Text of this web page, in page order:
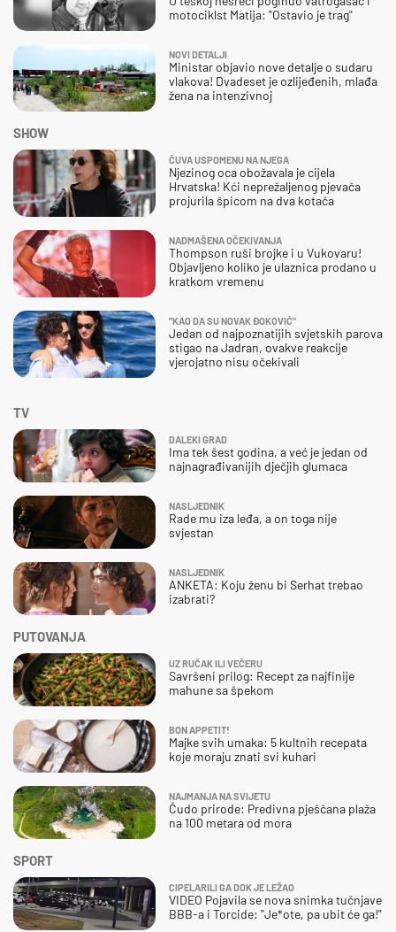
motociklst Matija: "Ostavio je trag"
NOVI DETALJI
Ministar objavio nove detalje o sudaru
vlakova! Dvadeset je ozlijeđenih, mlađa
žena na intenzivnoj
SHOW
ČUVA USPOMENU NA NJEGA
Njezinog oca obožavala je cijela
Hrvatska! Kći neprežaljenog pjevača
projurila špicom na dva kotača
NADMAŠENA OČEKIVANJA
Thompson ruši brojke i u Vukovaru!
Objavljeno koliko je ulaznica prodano u
kratkom vremenu
"KAO DA SU NOVAK ĐOKOVIĆ"
Jedan od najpoznatijih svjetskih parova
stigao na Jadran, ovakve reakcije
vjerojatno nisu očekivali
SPORT
CIPELARILI GA DOK JE LEŽAO
VIDEO Pojavila se nova snimka tučnjave
BBB-a i Torcide: "Je*ote, pa ubit će ga!"
TV
DALEKI GRAD
Ima tek šest godina, a već je jedan od
najnagrađivanijih dječjih glumaca
NASLJEDNIK
Rade mu iza leđa, a on toga nije
svjestan
NASLJEDNIK
ANKETA: Koju ženu bi Serhat trebao
izabrati?
PUTOVANJA
UZ RUČAK ILI VEČERU
Savršeni prilog: Recept za najfinije
mahune sa špekom
BON APPETIT!
Majke svih umaka: 5 kultnih recepata
koje moraju znati svi kuhari
NAJMANJA NA SVIJETU
Čudo prirode: Predivna pješčana plaža
na 100 metara od mora